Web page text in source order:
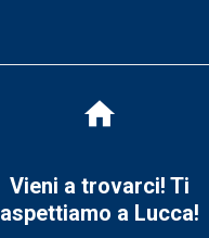
home
Vieni a trovarci! Ti
aspettiamo a Lucca!